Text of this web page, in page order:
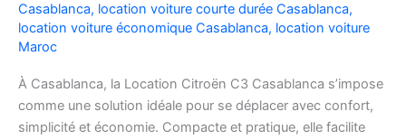
Casablanca, location voiture courte durée Casablanca,
location voiture économique Casablanca, location voiture
Maroc
À Casablanca, la Location Citroën C3 Casablanca s’impose
comme une solution idéale pour se déplacer avec confort,
simplicité et économie. Compacte et pratique, elle facilite